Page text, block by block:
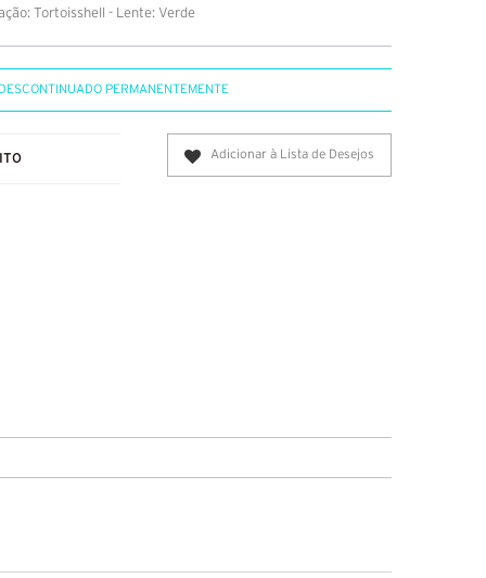
Tortoisshell - Lente: Verde
PERMANENTEMENTE
Adicionar à Lista de Desejos